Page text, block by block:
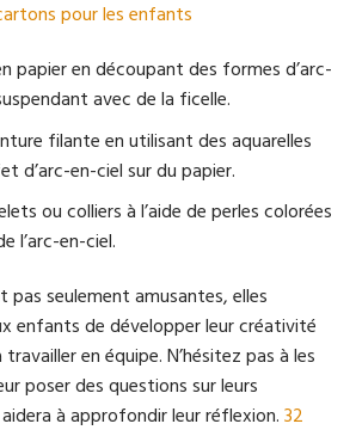
pour les enfants
papier en découpant des formes d’arc-
avec de la ficelle.
filante en utilisant des aquarelles
d’arc-en-ciel sur du papier.
ou colliers à l’aide de perles colorées
l’arc-en-ciel.
pas seulement amusantes, elles
enfants de développer leur créativité
en équipe. N’hésitez pas à les
poser des questions sur leurs
à approfondir leur réflexion. 32